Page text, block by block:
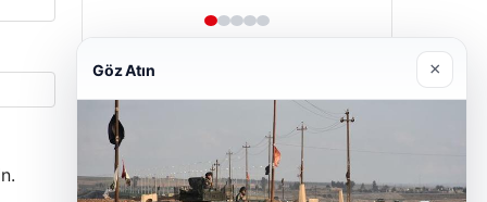
Göz Atın ×